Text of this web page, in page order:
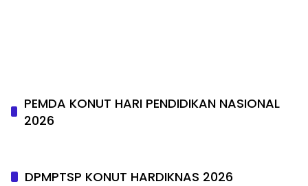
PEMDA KONUT HARI PENDIDIKAN NASIONAL
2026
DPMPTSP KONUT HARDIKNAS 2026